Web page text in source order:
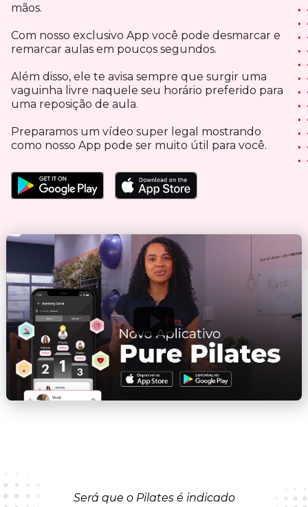
mãos.
Com nosso exclusivo App você pode desmarcar e
remarcar aulas em poucos segundos.
Além disso, ele te avisa sempre que surgir uma
vaguinha livre naquele seu horário preferido para
uma reposição de aula.
Preparamos um vídeo super legal mostrando
como nosso App pode ser muito útil para você.
Será que o Pilates é indicado